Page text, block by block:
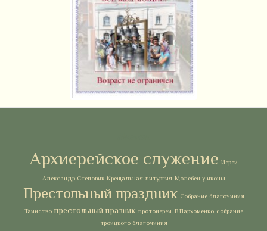
Архиерейское служение Иерей
Александр Степовик Крещальная литургия Молебен у иконы
Престольный праздник Собрание благочиния
Таинство престольный празник протоиереи. В.Пархоменко собрание
троицкого благочиния